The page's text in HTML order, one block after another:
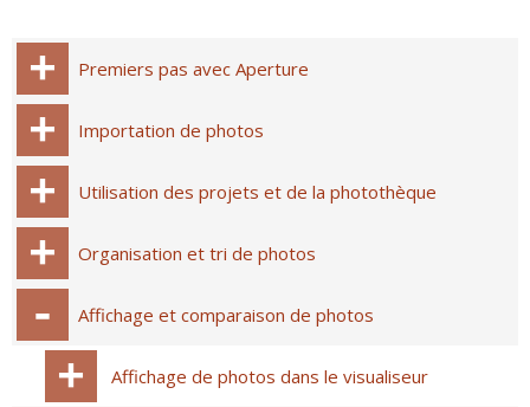
Premiers pas avec Aperture
Importation de photos
Utilisation des projets et de la photothèque
Organisation et tri de photos
Affichage et comparaison de photos
Affichage de photos dans le visualiseur